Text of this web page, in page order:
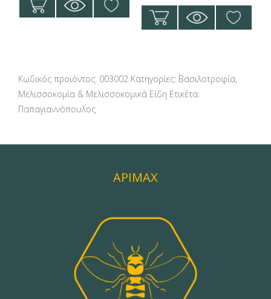
Κωδικός προϊόντος: 003002 Κατηγορίες: Βασιλοτροφία,
Μελισσοκομία & Μελισσοκομικά Είδη Ετικέτα:
Παπαγιαννόπουλος
APIMAX